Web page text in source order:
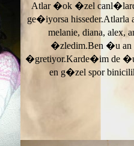
Atlar �ok �zel
ge�iyorsa
melanie, diana,
�zledim.Ben �u an
�gretiyor.Karde�im de
en g�zel spor